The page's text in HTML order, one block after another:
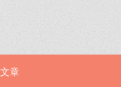
文章